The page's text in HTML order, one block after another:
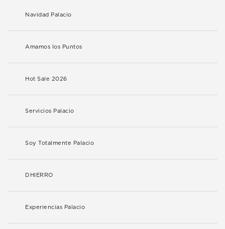
Navidad Palacio
Amamos los Puntos
Hot Sale 2026
Servicios Palacio
Soy Totalmente Palacio
DHIERRO
Experiencias Palacio